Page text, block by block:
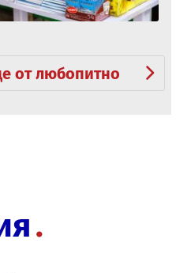
от любопитно